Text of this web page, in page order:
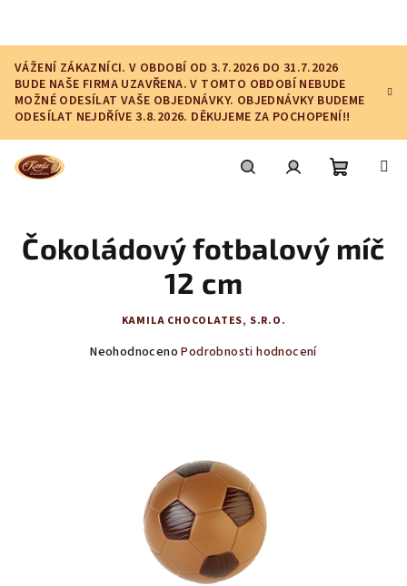
obsah
VÁŽENÍ ZÁKAZNÍCI. V OBDOBÍ OD 3.7.2026 DO 31.7.2026
BUDE NAŠE FIRMA UZAVŘENA. V TOMTO OBDOBÍ NEBUDE
MOŽNÉ ODESÍLAT VAŠE OBJEDNÁVKY. OBJEDNÁVKY BUDEME
ODESÍLAT NEJDŘÍVE 3.8.2026. DĚKUJEME ZA POCHOPENÍ!!
košík
Čokoládový fotbalový míč
12 cm
KAMILA CHOCOLATES, S.R.O.
Průměrné
Neohodnoceno Podrobnosti hodnocení